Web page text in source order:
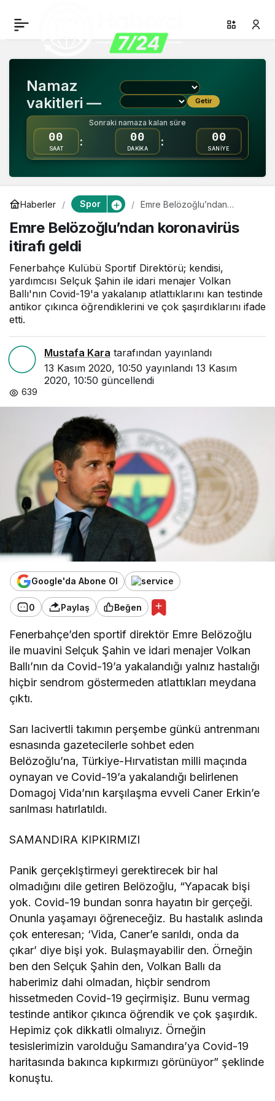
Namaz
vakitleri —
Getir
Sonraki namaza kalan süre
00
SAAT
: 00
DAKİKA
: 00
SANİYE
Haberler Spor
Emre Belözoğlu’ndan
Emre Belözoğlu’ndan koronavirüs
itirafı geldi
Fenerbahçe Kulübü Sportif Direktörü; kendisi,
yardımcısı Selçuk Şahin ile idari menajer Volkan
Ballı'nın Covid-19'a yakalanıp atlattıklarını kan testinde
antikor çıkınca öğrendiklerini ve çok şaşırdıklarını ifade
etti.
Mustafa Kara tarafından yayınlandı
13 Kasım 2020, 10:50 yayınlandı 13 Kasım
2020, 10:50 güncellendi
639
Google'da Abone Ol
0 Paylaş Beğen
Fenerbahçe’den sportif direktör Emre Belözoğlu
ile muavini Selçuk Şahin ve idari menajer Volkan
Ballı’nın da Covid-19’a yakalandığı yalnız hastalığı
hiçbir sendrom göstermeden atlattıkları meydana
çıktı.
Sarı lacivertli takımın perşembe günkü antrenmanı
esnasında gazetecilerle sohbet eden
Belözoğlu’na, Türkiye-Hırvatistan milli maçında
oynayan ve Covid-19’a yakalandığı belirlenen
Domagoj Vida’nın karşılaşma evveli Caner Erkin’e
sarılması hatırlatıldı.
SAMANDIRA KIPKIRMIZI
Panik gerçeklştirmeyi gerektirecek bir hal
olmadığını dile getiren Belözoğlu, “Yapacak bişi
yok. Covid-19 bundan sonra hayatın bir gerçeği.
Onunla yaşamayı öğreneceğiz. Bu hastalık aslında
çok enteresan; ‘Vida, Caner’e sarıldı, onda da
çıkar’ diye bişi yok. Bulaşmayabilir den. Örneğin
ben den Selçuk Şahin den, Volkan Ballı da
haberimiz dahi olmadan, hiçbir sendrom
hissetmeden Covid-19 geçirmişiz. Bunu vermag
testinde antikor çıkınca öğrendik ve çok şaşırdık.
Hepimiz çok dikkatli olmalıyız. Örneğin
tesislerimizin varolduğu Samandıra’ya Covid-19
haritasında bakınca kıpkırmızı görünüyor” şeklinde
konuştu.
Emre Belözoğlu’ndan
koronavirüs itirafı geldi
Paylaş